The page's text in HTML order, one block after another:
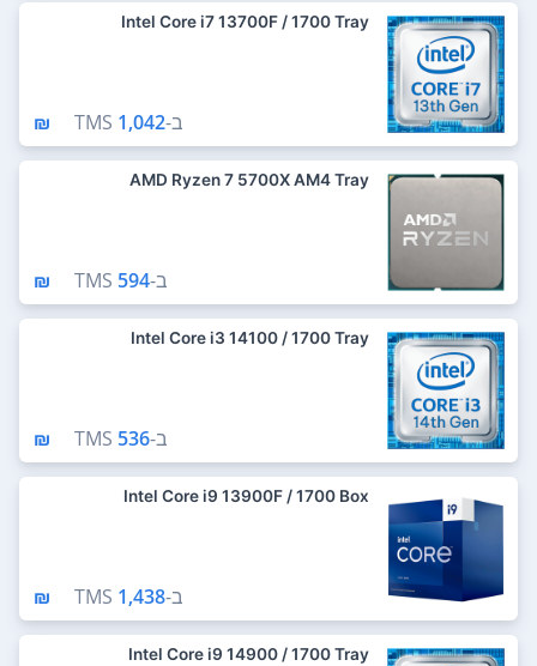
Intel Core i7 13700F / 1700 Tray
ב- TMS 1,042 ₪
AMD Ryzen 7 5700X AM4 Tray
ב- TMS 594 ₪
Intel Core i3 14100 / 1700 Tray
ב- TMS 536 ₪
Intel Core i9 13900F / 1700 Box
ב- TMS 1,438 ₪
Intel Core i9 14900 / 1700 Tray